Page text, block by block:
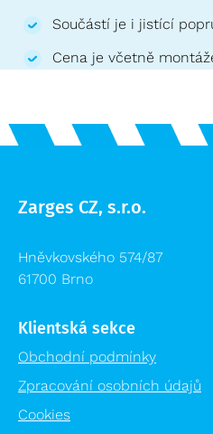
Součástí je i jistící
Cena je včetně
Zarges CZ, s.r.o.
Hněvkovského 574/87
61700 Brno
Klientská sekce
Obchodní podmínky
Zpracování osobních údajů
Cookies